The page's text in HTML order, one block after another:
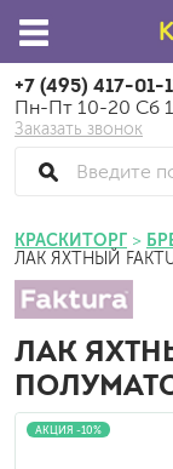
+7 (495) 417-01-
Пн-Пт 10-20 Сб
Заказать звонок
КРАСКИТОРГ
ЛАК ЯХТНЫЙ
ЛАК
АКЦИЯ -10%